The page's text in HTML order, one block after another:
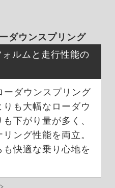
ダウンスプリング
ルムと走行性能の
ダウンスプリング
も大幅なローダウ
下がり量が多く、
ング性能を両立。
快適な乗り心地を